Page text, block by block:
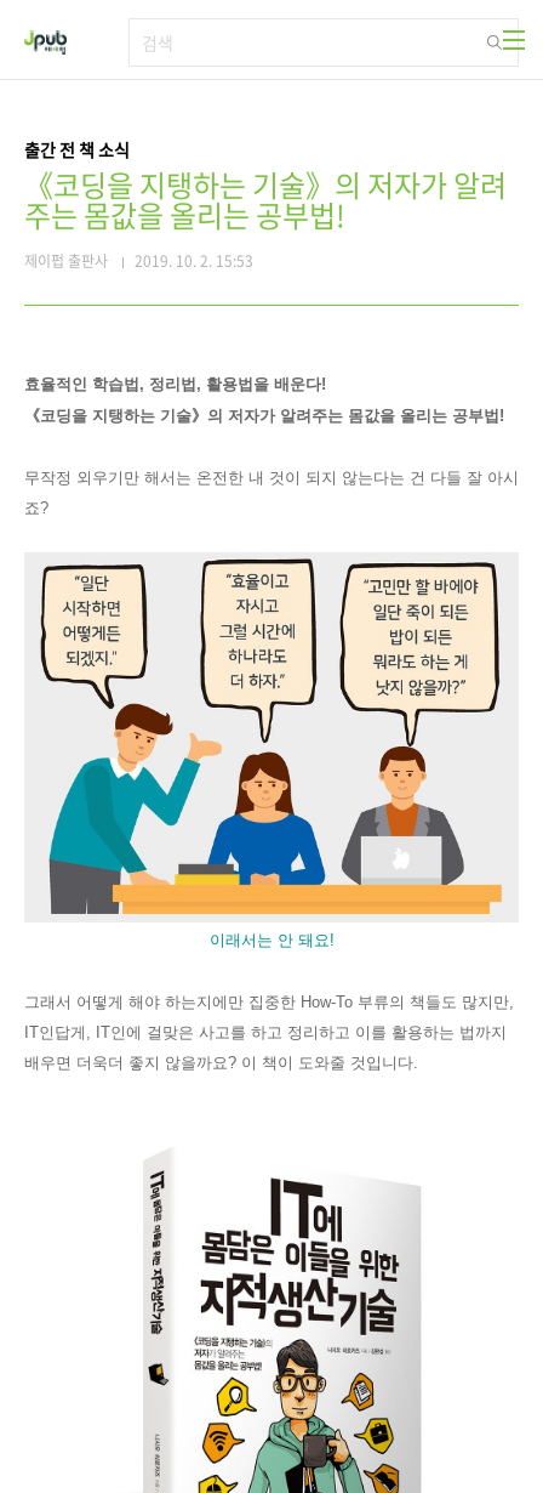
출간 전 책 소식
《코딩을 지탱하는 기술》의 저자가 알려
주는 몸값을 올리는 공부법!
제이펍 출판사 2019. 10. 2. 15:53
효율적인 학습법, 정리법, 활용법을 배운다!
《코딩을 지탱하는 기술》의 저자가 알려주는 몸값을 올리는 공부법!
무작정 외우기만 해서는 온전한 내 것이 되지 않는다는 건 다들 잘 아시
죠?
이래서는 안 돼요!
그래서 어떻게 해야 하는지에만 집중한 How-To 부류의 책들도 많지만,
IT인답게, IT인에 걸맞은 사고를 하고 정리하고 이를 활용하는 법까지
배우면 더욱더 좋지 않을까요? 이 책이 도와줄 것입니다.